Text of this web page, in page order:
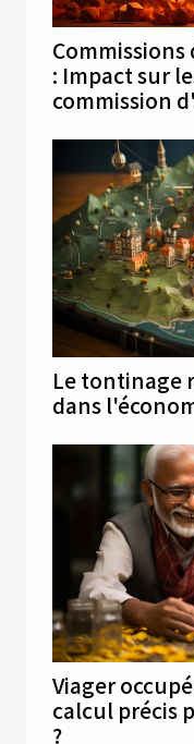
: Impact sur
commission
Le tontinage
dans
Viager
calcul précis
?